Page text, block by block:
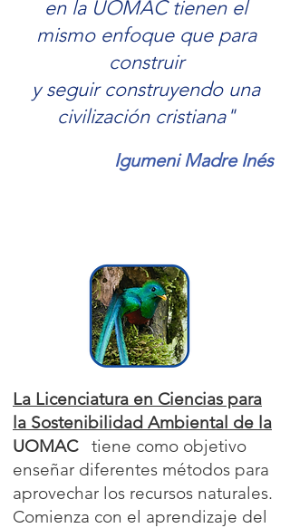
en la UOMAC tienen el
mismo enfoque que para
construir
y seguir construyendo una
civilización cristiana"
Igumeni Madre Inés
La Licenciatura en Ciencias para
la Sostenibilidad Ambiental de la
UOMAC
tiene como objetivo
enseñar diferentes métodos para
aprovechar los recursos naturales.
Comienza con el aprendizaje del